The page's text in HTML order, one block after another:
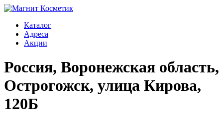
Каталог
Адреса
Акции
Россия, Воронежская область,
Острогожск, улица Кирова,
120Б